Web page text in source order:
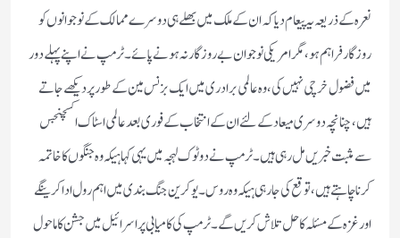
نعرہ کے ذریعہ یہ پیعام دیا کہ ان کے ملک میں بھلے ہی دوسرے ممالک کے نوجوانوں کو
روزگار فراہم ہو، مگر امریکی نوجوان بے روزگارنہ ہونے پائے۔ ٹرمپ نے اپنے پہلے دور
میں فضول خرچی نہیں کی، وہ عالمی برادری میں ایک بزنس مین کے طور پر دیکھے جاتے
ہیں، چنانچہ دوسری میعاد کے لئے ان کے انتخاب کے فوری بعد عالمی اسٹاک اکسچنجس
سے مثبت خبریں مل رہی ہیں۔ ٹرمپ نے دوٹوک لہجہ میں یہی کہا ہیکہ وہ جنگوں کا خاتمہ
کرنا چاہتے ہیں، توقع کی جارہی ہیکہ وہ روس۔یوکرین جنگ بندی میں اہم رول ادا کرینگے
اور غزہ کے مسئلہ کا حل تلاش کریں گے۔ ٹرمپ کی کامیابی پر اسرائیل میں جشن کا ماحول